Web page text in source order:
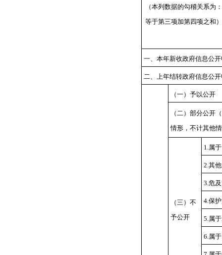
（本列数据的勾稽关系为
等于第三项加第四项之和）
一、本年新收政府信息公
二、上年结转政府信息公
（一）予以公开
（二）部分公开
情形，不计其他
（三）不
予公开
1.属
2.其
3.危
4.保
5.属
6.属